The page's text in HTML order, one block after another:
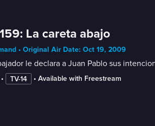
La careta abajo
• Original Air Date: Oct 19, 2009
le declara a Juan Pablo sus
• TV-14 • Available with Freestream